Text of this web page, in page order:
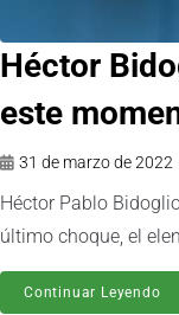
Héctor
este
31 de marzo de 2022
Héctor Pablo
último choque, el
Continuar Leyendo